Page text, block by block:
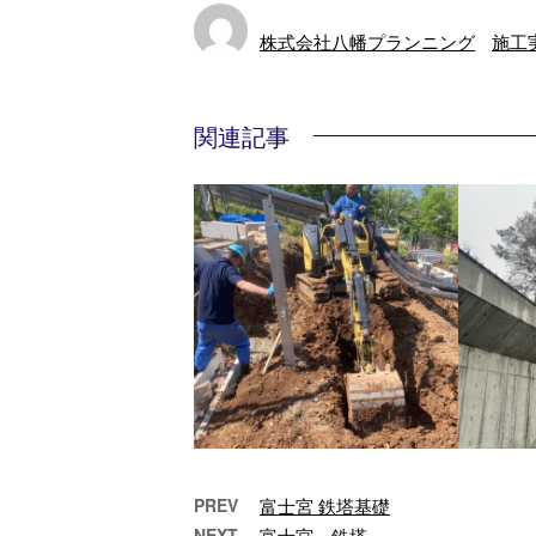
株式会社八幡プランニング 施工
関連記事
PREV 富士宮 鉄塔基礎